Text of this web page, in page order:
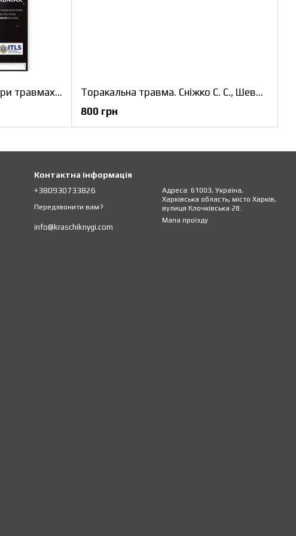
Догоспітальна допомога при травмах: 9-е видання . Рой Л. Елсон, Кайі Г. Ган, Джон Е. Кемпбелл
Торакальна травма. Сніжко С. С., Шевчук І. М.
800 грн
Контактна інформація
+380930733826
Передзвонити вам?
info@kraschiknygi.com
Адреса: 61003, Україна,
Харківська область, місто Харків,
вулиця Клочківська 28.
Мапа проїзду